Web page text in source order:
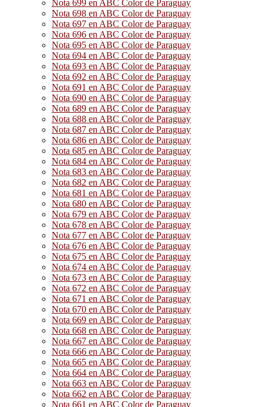
Nota 699 en ABC Color de Paraguay
Nota 698 en ABC Color de Paraguay
Nota 697 en ABC Color de Paraguay
Nota 696 en ABC Color de Paraguay
Nota 695 en ABC Color de Paraguay
Nota 694 en ABC Color de Paraguay
Nota 693 en ABC Color de Paraguay
Nota 692 en ABC Color de Paraguay
Nota 691 en ABC Color de Paraguay
Nota 690 en ABC Color de Paraguay
Nota 689 en ABC Color de Paraguay
Nota 688 en ABC Color de Paraguay
Nota 687 en ABC Color de Paraguay
Nota 686 en ABC Color de Paraguay
Nota 685 en ABC Color de Paraguay
Nota 684 en ABC Color de Paraguay
Nota 683 en ABC Color de Paraguay
Nota 682 en ABC Color de Paraguay
Nota 681 en ABC Color de Paraguay
Nota 680 en ABC Color de Paraguay
Nota 679 en ABC Color de Paraguay
Nota 678 en ABC Color de Paraguay
Nota 677 en ABC Color de Paraguay
Nota 676 en ABC Color de Paraguay
Nota 675 en ABC Color de Paraguay
Nota 674 en ABC Color de Paraguay
Nota 673 en ABC Color de Paraguay
Nota 672 en ABC Color de Paraguay
Nota 671 en ABC Color de Paraguay
Nota 670 en ABC Color de Paraguay
Nota 669 en ABC Color de Paraguay
Nota 668 en ABC Color de Paraguay
Nota 667 en ABC Color de Paraguay
Nota 666 en ABC Color de Paraguay
Nota 665 en ABC Color de Paraguay
Nota 664 en ABC Color de Paraguay
Nota 663 en ABC Color de Paraguay
Nota 662 en ABC Color de Paraguay
Nota 661 en ABC Color de Paraguay